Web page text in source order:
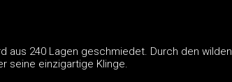
aus 240 Lagen geschmiedet. Durch den wilden
seine einzigartige Klinge.